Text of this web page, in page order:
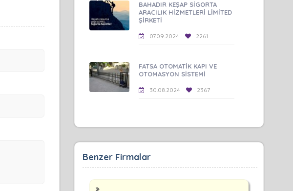
BAHADIR KEŞAP SİGORTA
ARACILIK HİZMETLERİ LİMİTED
ŞİRKETİ
07.09.2024 2261
FATSA OTOMATİK KAPI VE
OTOMASYON SİSTEMİ
30.08.2024 2367
Benzer Firmalar